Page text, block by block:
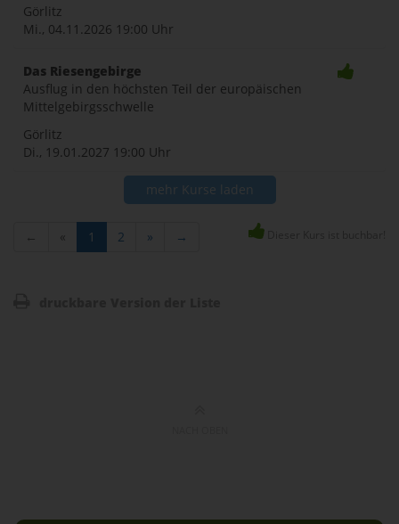
Görlitz
Mi., 04.11.2026 19:00 Uhr
Das Riesengebirge
Ausflug in den höchsten Teil der europäischen
Mittelgebirgsschwelle
Görlitz
Di., 19.01.2027 19:00 Uhr
mehr Kurse laden
← « 1 2 » →